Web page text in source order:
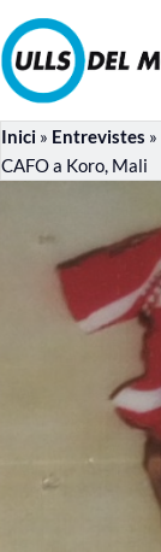
Inici » Entrevistes »
CAFO a Koro, Mali